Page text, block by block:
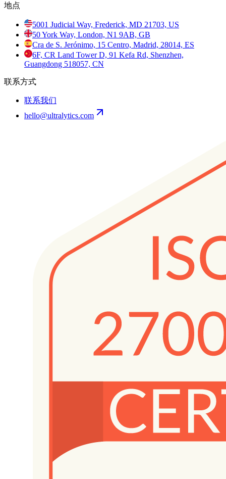
地点
5001 Judicial Way, Frederick, MD 21703, US
50 York Way, London, N1 9AB, GB
Cra de S. Jerónimo, 15 Centro, Madrid, 28014, ES
6F, CR Land Tower D, 91 Kefa Rd, Shenzhen,
Guangdong 518057, CN
联系方式
联系我们
hello@ultralytics.com